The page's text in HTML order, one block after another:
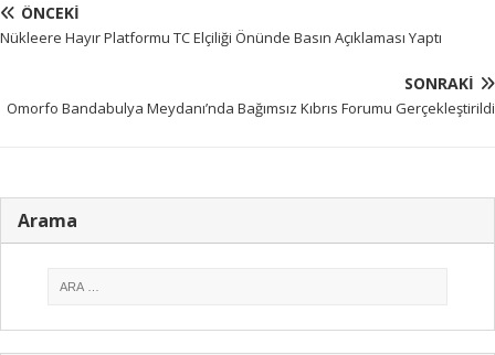
ÖNCEKI
Nükleere Hayır Platformu TC Elçiliği Önünde Basın Açıklaması Yaptı
SONRAKI
Omorfo Bandabulya Meydanı’nda Bağımsız Kıbrıs Forumu Gerçekleştirildi
Arama